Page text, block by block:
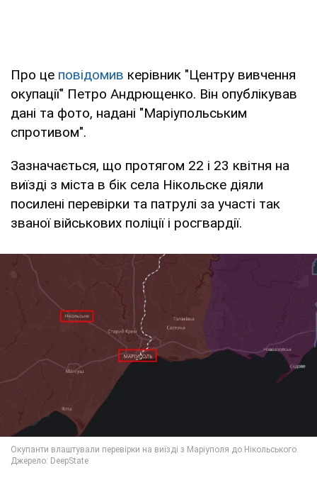
Про це повідомив керівник "Центру вивчення
окупації" Петро Андрющенко. Він опублікував
дані та фото, надані "Маріупольським
спротивом".
Зазначається, що протягом 22 і 23 квітня на
виїзді з міста в бік села Нікольске діяли
посилені перевірки та патрулі за участі так
званої військових поліції і росгвардії.